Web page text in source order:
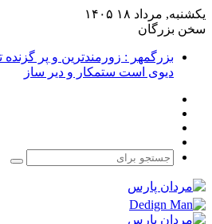
یکشنبه, مرداد ۱۸ ۱۴۰۵
سخن بزرگان
بزرگمهر : زورمندترین و پر
دیوی است ستمکار و دیر ساز